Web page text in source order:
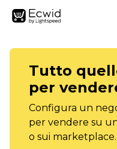
Tutto
per
Configura un
per vendere su
o sui marketplace.